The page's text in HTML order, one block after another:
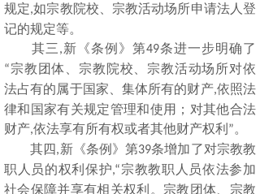
规定,如宗教院校、宗教活动场所申请法人登
记的规定等。
其三,新《条例》第49条进一步明确了
“宗教团体、宗教院校、宗教活动场所对依
法占有的属于国家、集体所有的财产,依照法
律和国家有关规定管理和使用；对其他合法
财产,依法享有所有权或者其他财产权利 ”。
其四,新《条例》第39条增加了对宗教教
职人员的权利保护,“宗教教职人员依法参加
社会保障并享有相关权利。宗教团体、宗教